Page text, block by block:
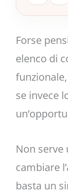
Forse
elenco di
se invece
Non
cambiare
basta un